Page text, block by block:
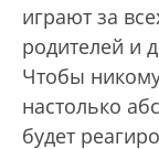
играют за
родителей и
Чтобы
настолько
будет